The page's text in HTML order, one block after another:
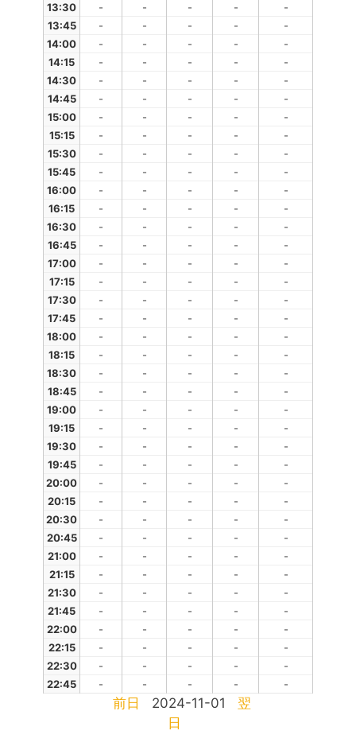
13:30
- - - -
-
13:45
- - - -
-
14:00
- - - -
-
14:15
- - - -
-
14:30
- - - -
-
14:45
- - - -
-
15:00
- - - -
-
15:15
- - - -
-
15:30
- - - -
-
15:45
- - - -
-
16:00
- - - -
-
16:15
- - - -
-
16:30
- - - -
-
16:45
- - - -
-
17:00
- - - -
-
17:15
- - - -
-
17:30
- - - -
-
17:45
- - - -
-
18:00
- - - -
-
18:15
- - - -
-
18:30
- - - -
-
18:45
- - - -
-
19:00
- - - -
-
19:15
- - - -
-
19:30
- - - -
-
19:45
- - - -
-
20:00
- - - -
-
20:15
- - - -
-
20:30
- - - -
-
20:45
- - - -
-
21:00
- - - -
-
21:15
- - - -
-
21:30
- - - -
-
21:45
- - - -
-
22:00
- - - -
-
22:15
- - - -
-
22:30
- - - -
-
22:45
- - - - -
前日 2024-11-01
翌
日